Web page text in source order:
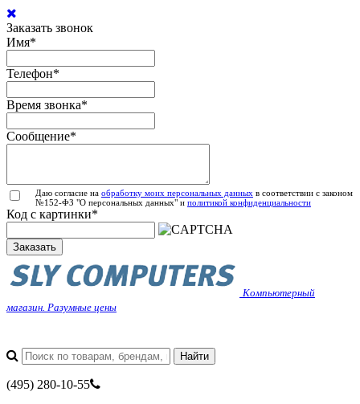
Заказать звонок
Имя*
Телефон*
Время звонка*
Сообщение*
Даю согласие на обработку моих персональных данных в соответствии с законом
№152-ФЗ "О персональных данных" и политикой конфиденциальности
Код с картинки*
Заказать
Компьютерный
магазин. Разумные цены
(495) 280-10-55